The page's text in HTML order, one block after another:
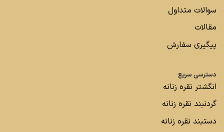
سوالات متداول
مقالات
پیگیری سفارش
دسترسی سریع
انگشتر نقره زنانه
گردنبند نقره زنانه
دستبند نقره زنانه